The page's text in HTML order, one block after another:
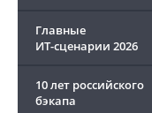
Главные
ИТ-сценарии 2026
10 лет российского
бэкапа